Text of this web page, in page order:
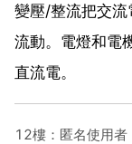
變壓/整流把交流
流動。電燈和電
直流電。
12樓：匿名使用者